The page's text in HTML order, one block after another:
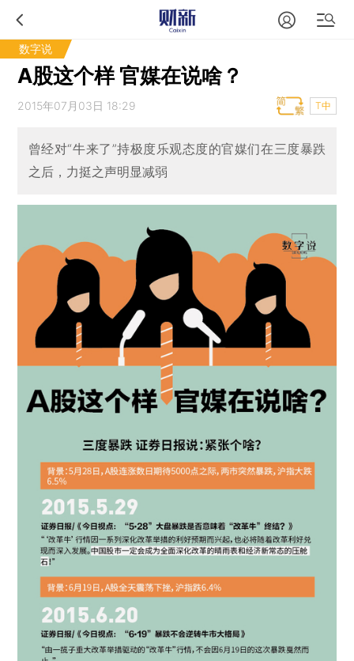
数字说
A股这个样 官媒在说啥？
2015年07月03日 18:29 T中
曾经对“牛来了”持极度乐观态度的官媒们在三度暴跌
之后，力挺之声明显减弱